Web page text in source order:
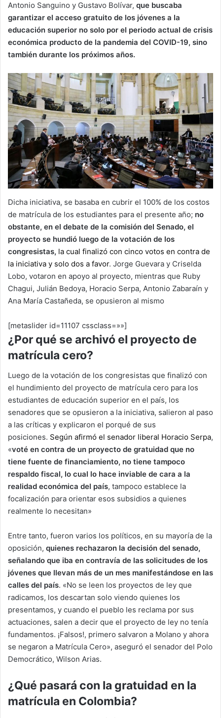
Antonio Sanguino y Gustavo Bolívar, que buscaba
garantizar el acceso gratuito de los jóvenes a la
educación superior no solo por el periodo actual de crisis
económica producto de la pandemia del COVID-19, sino
también durante los próximos años.
Dicha iniciativa, se basaba en cubrir el 100% de los costos
de matrícula de los estudiantes para el presente año; no
obstante, en el debate de la comisión del Senado, el
proyecto se hundió luego de la votación de los
congresistas, la cual finalizó con cinco votos en contra de
la iniciativa y solo dos a favor. Jorge Guevara y Criselda
Lobo, votaron en apoyo al proyecto, mientras que Ruby
Chagui, Julián Bedoya, Horacio Serpa, Antonio Zabaraín y
Ana María Castañeda, se opusieron al mismo
[metaslider id=11107 cssclass=»»]
¿Por qué se archivó el proyecto de
matrícula cero?
Luego de la votación de los congresistas que finalizó con
el hundimiento del proyecto de matrícula cero para los
estudiantes de educación superior en el país, los
senadores que se opusieron a la iniciativa, salieron al paso
a las críticas y explicaron el porqué de sus
posiciones. Según afirmó el senador liberal Horacio Serpa,
«voté en contra de un proyecto de gratuidad que no
tiene fuente de financiamiento, no tiene tampoco
respaldo fiscal, lo cual lo hace inviable de cara a la
realidad económica del país, tampoco establece la
focalización para orientar esos subsidios a quienes
realmente lo necesitan»
Entre tanto, fueron varios los políticos, en su mayoría de la
oposición, quienes rechazaron la decisión del senado,
señalando que iba en contravía de las solicitudes de los
jóvenes que llevan más de un mes manifestándose en las
calles del país. «No se leen los proyectos de ley que
radicamos, los descartan solo viendo quienes los
presentamos, y cuando el pueblo les reclama por sus
actuaciones, salen a decir que el proyecto de ley no tenía
fundamentos. ¡Falsos!, primero salvaron a Molano y ahora
se negaron a Matrícula Cero», aseguró el senador del Polo
Democrático, Wilson Arias.
¿Qué pasará con la gratuidad en la
matrícula en Colombia?